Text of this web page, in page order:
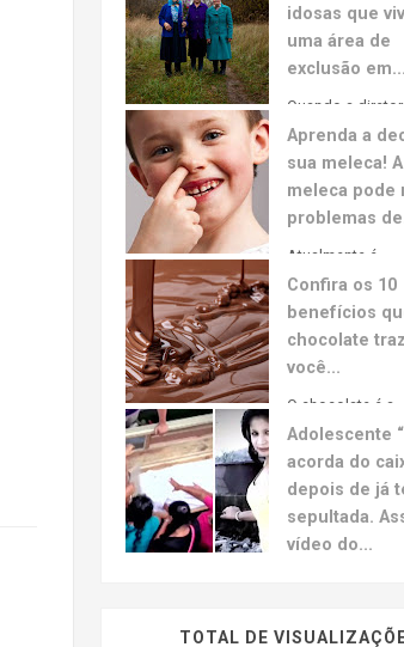
idosas que
uma área de
exclusão em...
Quando a
Aprenda a
sua meleca!
meleca pode
problemas
Atualmente é...
Confira os 10
benefícios
chocolate
você...
O chocolate é a...
Adolescente
acorda do
depois de já
sepultada.
vídeo do...
de um ataque de pânico depois de ouvir
TOTAL DE